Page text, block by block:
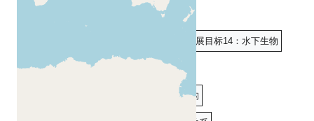
可持续发展目标12：负责任的消费和生产
可持续发展目标14：水下生物
可持续发展目标15 陆地生物
可持续发展目标16：和平、正义和强大机构